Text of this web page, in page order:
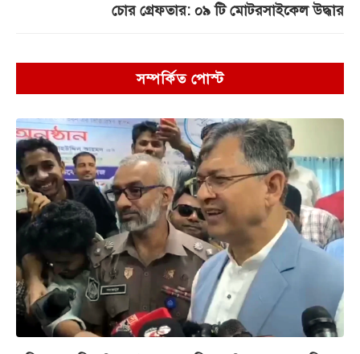
চোর গ্রেফতার: ০৯ টি মোটরসাইকেল উদ্ধার
সম্পর্কিত পোস্ট